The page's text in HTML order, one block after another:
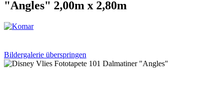
"Angles" 2,00m x 2,80m
Bildergalerie überspringen